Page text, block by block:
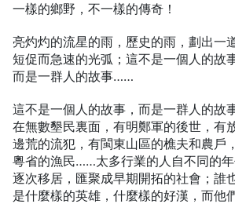
一樣的鄉野，不一樣的傳奇！
亮灼灼的流星的雨，歷史的雨，劃出一
短促而急速的光弧；這不是一個人的故
而是一群人的故事……
這不是一個人的故事，而是一群人的故事
在無數墾民裏面，有明鄭軍的後世，有
邊荒的流犯，有閩東山區的樵夫和農戶
粵省的漁民……太多行業的人自不同的
逐次移居，匯聚成早期開拓的社會；誰
是什麼樣的英雄，什麼樣的好漢，而他